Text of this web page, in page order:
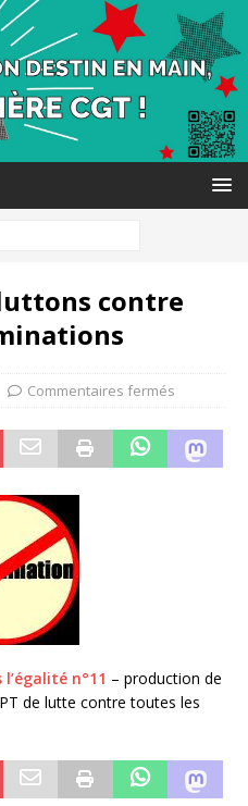
contre
Commentaires fermés
l’égalité n°11 – production de
de lutte contre toutes les